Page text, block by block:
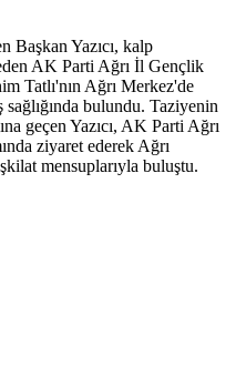
Başkan Yazıcı, kalp
AK Parti Ağrı İl Gençlik
Tatlı'nın Ağrı Merkez'de
bulundu. Taziyenin
geçen Yazıcı, AK Parti Ağrı
ziyaret ederek Ağrı
mensuplarıyla buluştu.